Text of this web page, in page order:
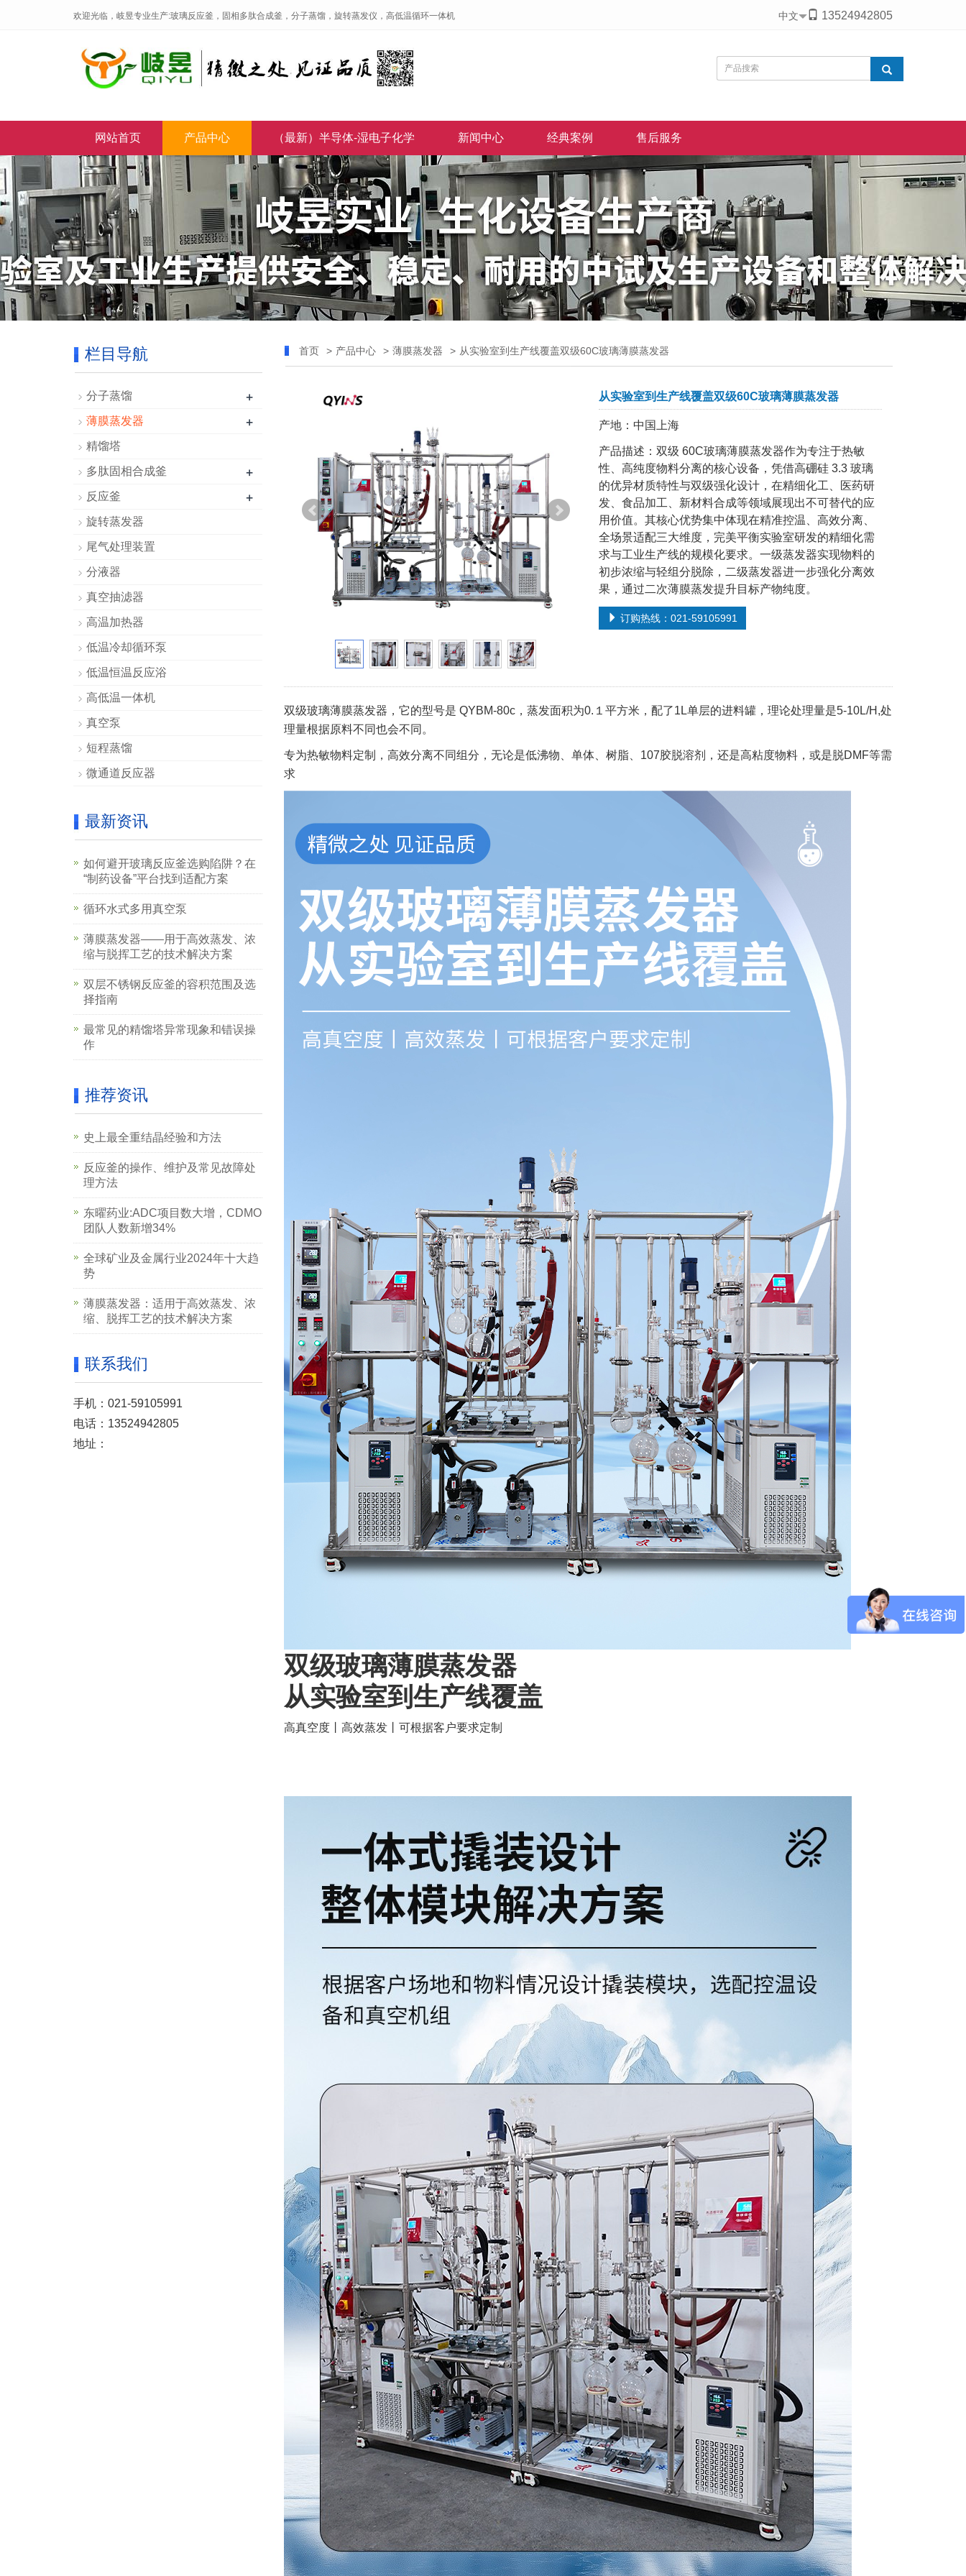
欢迎光临，岐昱专业生产:玻璃反应釜，固相多肽合成釜，分子蒸馏，旋转蒸发仪，高低温循环一体机 中文 13524942805
网站首页 产品中心 （最新）半导体-湿电子化学 新闻中心 经典案例 售后服务
首页 > 产品中心 > 薄膜蒸发器 > 从实验室到生产线覆盖双级60C玻璃薄膜蒸发器
从实验室到生产线覆盖双级60C玻璃薄膜蒸发器
产地：中国上海
产品描述：双级 60C玻璃薄膜蒸发器作为专注于热敏
性、高纯度物料分离的核心设备，凭借高硼硅 3.3 玻璃
的优异材质特性与双级强化设计，在精细化工、医药研
发、食品加工、新材料合成等领域展现出不可替代的应
用价值。其核心优势集中体现在精准控温、高效分离、
全场景适配三大维度，完美平衡实验室研发的精细化需
求与工业生产线的规模化要求。一级蒸发器实现物料的
初步浓缩与轻组分脱除，二级蒸发器进一步强化分离效
果，通过二次薄膜蒸发提升目标产物纯度。
订购热线：021-59105991
双级玻璃薄膜蒸发器，它的型号是 QYBM-80c，蒸发面积为0.１平方米，配了1L单层的进料罐，理论处理量是5-10L/H,处
理量根据原料不同也会不同。
专为热敏物料定制，高效分离不同组分，无论是低沸物、单体、树脂、107胶脱溶剂，还是高粘度物料，或是脱DMF等需
求
双级玻璃薄膜蒸发器
从实验室到生产线覆盖
高真空度丨高效蒸发丨可根据客户要求定制
栏目导航
分子蒸馏 +
薄膜蒸发器 +
精馏塔
多肽固相合成釜 +
反应釜 +
旋转蒸发器
尾气处理装置
分液器
真空抽滤器
高温加热器
低温冷却循环泵
低温恒温反应浴
高低温一体机
真空泵
短程蒸馏
微通道反应器
最新资讯
如何避开玻璃反应釜选购陷阱？在
“制药设备”平台找到适配方案
循环水式多用真空泵
薄膜蒸发器——用于高效蒸发、浓
缩与脱挥工艺的技术解决方案
双层不锈钢反应釜的容积范围及选
择指南
最常见的精馏塔异常现象和错误操
作
推荐资讯
史上最全重结晶经验和方法
反应釜的操作、维护及常见故障处
理方法
东曜药业:ADC项目数大增，CDMO
团队人数新增34%
全球矿业及金属行业2024年十大趋
势
薄膜蒸发器：适用于高效蒸发、浓
缩、脱挥工艺的技术解决方案
联系我们
手机：021-59105991
电话：13524942805
地址：